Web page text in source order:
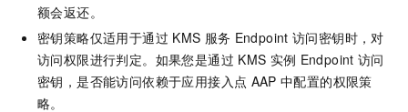
额会返还。
密钥策略仅适用于通过 KMS 服务 Endpoint 访问密钥时，对
访问权限进行判定。如果您是通过 KMS 实例 Endpoint 访问
密钥，是否能访问依赖于应用接入点 AAP 中配置的权限策
略。